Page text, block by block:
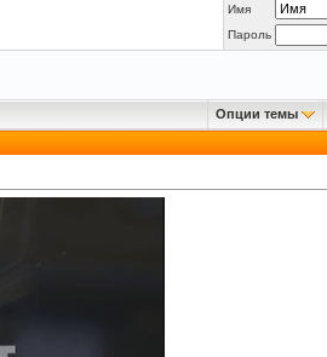
Имя
Пароль
Опции темы